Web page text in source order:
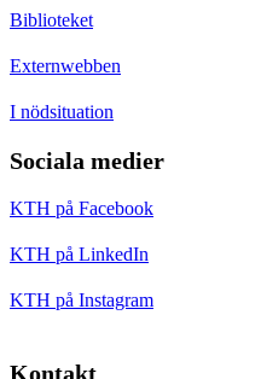
Biblioteket
Externwebben
I nödsituation
Sociala medier
KTH på Facebook
KTH på LinkedIn
KTH på Instagram
Kontakt